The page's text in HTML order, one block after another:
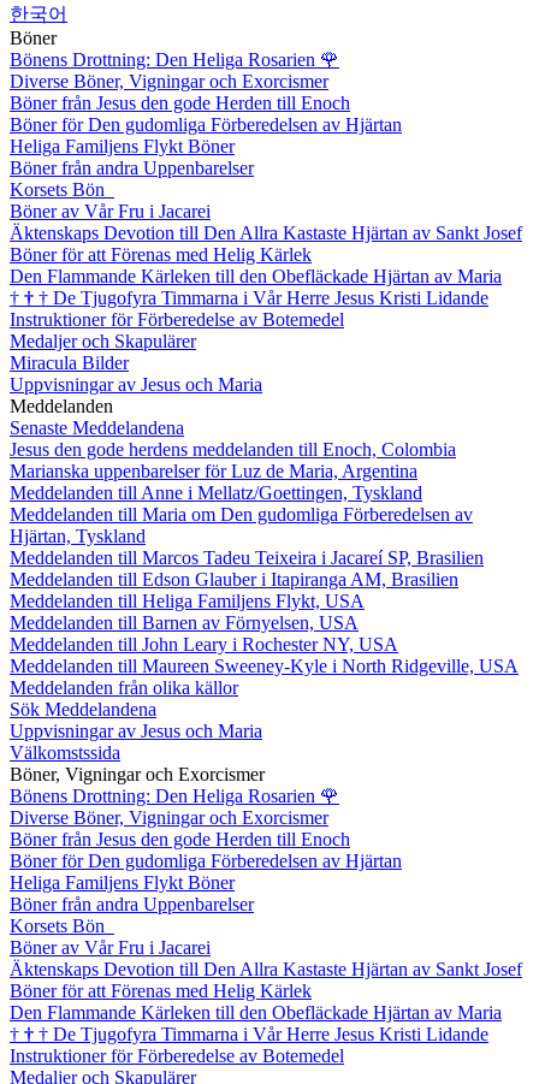
한국어
Böner
Bönens Drottning: Den Heliga Rosarien 🌹
Diverse Böner, Vigningar och Exorcismer
Böner från Jesus den gode Herden till Enoch
Böner för Den gudomliga Förberedelsen av Hjärtan
Heliga Familjens Flykt Böner
Böner från andra Uppenbarelser
Korsets Bön
Böner av Vår Fru i Jacarei
Äktenskaps Devotion till Den Allra Kastaste Hjärtan av Sankt Josef
Böner för att Förenas med Helig Kärlek
Den Flammande Kärleken till den Obefläckade Hjärtan av Maria
† † † De Tjugofyra Timmarna i Vår Herre Jesus Kristi Lidande
Instruktioner för Förberedelse av Botemedel
Medaljer och Skapulärer
Miracula Bilder
Uppvisningar av Jesus och Maria
Meddelanden
Senaste Meddelandena
Jesus den gode herdens meddelanden till Enoch, Colombia
Marianska uppenbarelser för Luz de Maria, Argentina
Meddelanden till Anne i Mellatz/Goettingen, Tyskland
Meddelanden till Maria om Den gudomliga Förberedelsen av
Hjärtan, Tyskland
Meddelanden till Marcos Tadeu Teixeira i Jacareí SP, Brasilien
Meddelanden till Edson Glauber i Itapiranga AM, Brasilien
Meddelanden till Heliga Familjens Flykt, USA
Meddelanden till Barnen av Förnyelsen, USA
Meddelanden till John Leary i Rochester NY, USA
Meddelanden till Maureen Sweeney-Kyle i North Ridgeville, USA
Meddelanden från olika källor
Sök Meddelandena
Uppvisningar av Jesus och Maria
Välkomstssida
Böner, Vigningar och Exorcismer
Bönens Drottning: Den Heliga Rosarien 🌹
Diverse Böner, Vigningar och Exorcismer
Böner från Jesus den gode Herden till Enoch
Böner för Den gudomliga Förberedelsen av Hjärtan
Heliga Familjens Flykt Böner
Böner från andra Uppenbarelser
Korsets Bön
Böner av Vår Fru i Jacarei
Äktenskaps Devotion till Den Allra Kastaste Hjärtan av Sankt Josef
Böner för att Förenas med Helig Kärlek
Den Flammande Kärleken till den Obefläckade Hjärtan av Maria
† † † De Tjugofyra Timmarna i Vår Herre Jesus Kristi Lidande
Instruktioner för Förberedelse av Botemedel
Medaljer och Skapulärer